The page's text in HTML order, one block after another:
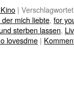
|
mich liebte, for
sterben lassen,
lovesdme |